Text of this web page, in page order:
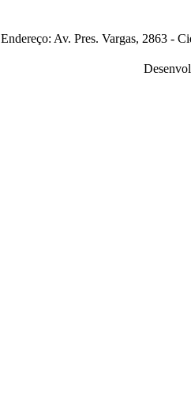
Endereço: Av. Pres. Vargas, 2863 -